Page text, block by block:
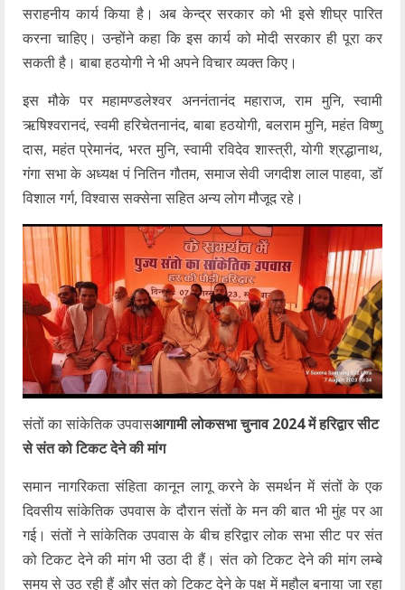
सराहनीय कार्य किया है। अब केन्द्र सरकार को भी इसे शीघ्र पारित
करना चाहिए। उन्होंने कहा कि इस कार्य को मोदी सरकार ही पूरा कर
सकती है। बाबा हठयोगी ने भी अपने विचार व्यक्त किए।
इस मौके पर महामण्डलेश्वर अननंतानंद महाराज, राम मुनि, स्वामी
ऋषिश्वरानदं, स्वमी हरिचेतनानंद, बाबा हठयोगी, बलराम मुनि, महंत विष्णु
दास, महंत प्रेमानंद, भरत मुनि, स्वामी रविदेव शास्त्री, योगी श्रद्धानाथ,
गंगा सभा के अध्यक्ष पं नितिन गौतम, समाज सेवी जगदीश लाल पाहवा, डॉ
विशाल गर्ग, विश्वास सक्सेना सहित अन्य लोग मौजूद रहे।
संतों का सांकेतिक उपवासआगामी लोकसभा चुनाव 2024 में हरिद्वार सीट
से संत को टिकट देने की मांग
समान नागरिकता संहिता कानून लागू करने के समर्थन में संतों के एक
दिवसीय सांकेतिक उपवास के दौरान संतों के मन की बात भी मुंह पर आ
गई। संतों ने सांकेतिक उपवास के बीच हरिद्वार लोक सभा सीट पर संत
को टिकट देने की मांग भी उठा दी हैं। संत को टिकट देने की मांग लम्बे
समय से उठ रही हैं और संत को टिकट देने के पक्ष में महौल बनाया जा रहा